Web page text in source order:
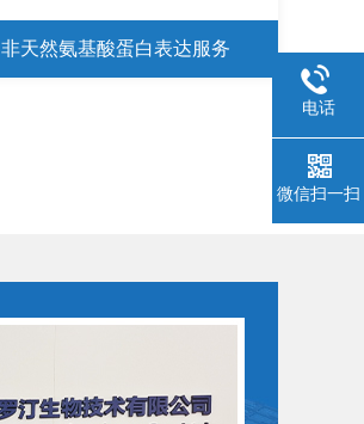
非天然氨基酸蛋白表达服务
电话
微信扫一扫